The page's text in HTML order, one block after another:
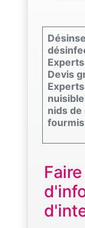
Devis
nids de